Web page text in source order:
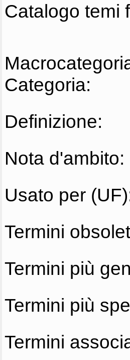
Catalogo temi
Categoria:
Definizione:
Nota d'ambito:
Usato per
Termini
Termini più
Termini più
Termini